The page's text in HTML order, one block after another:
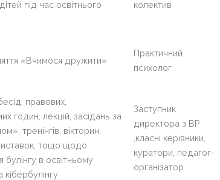
під час освітнього
колектив
«Вчимося дружити»
Практичний
психолог
правових,
годин, лекцій, засідань за
тренінгів, вікторин,
тощо щодо
в освітньому
Заступник
директора з ВР
,класні керівники,
куратори, педагог-
організатор